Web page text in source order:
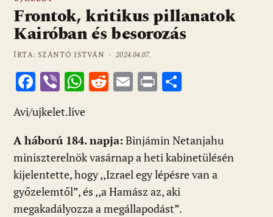
Frontok, kritikus pillanatok
Kairóban és besorozás
ÍRTA: SZÁNTÓ ISTVÁN ·2024.04.07.
F
ac
e
b
o
o
k
Vi
b
er
W
at
s
A
p
p
R
di
t
E
l
Pr
m
e
g
Avi/ujkelet.live
A háború 184. napja: Binjámin Netanjahu
miniszterelnök vasárnap a heti kabinetülésén
kijelentette, hogy ,,Izrael egy lépésre van a
győzelemtől”, és ,,a Hamász az, aki
megakadályozza a megállapodást”.